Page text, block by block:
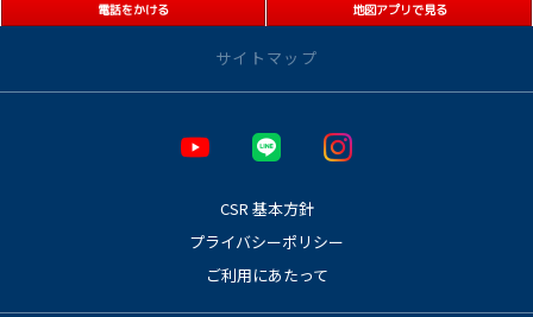
電話をかける 地図アプリで見る
サイトマップ
CSR 基本方針
プライバシーポリシー
ご利用にあたって